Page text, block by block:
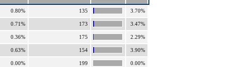
0.80% 135 3.70%
0.71% 173 3.47%
0.36% 175 2.29%
0.63% 154 3.90%
0.00% 199 0.00%